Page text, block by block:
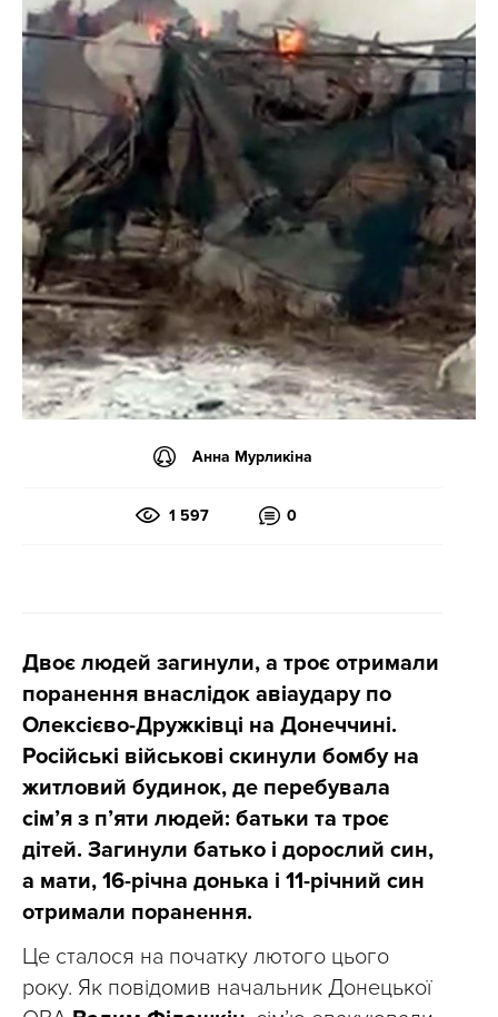
Анна Мурликіна
1 597 0
Двоє людей загинули, а троє отримали
поранення внаслідок авіаудару по
Олексієво-Дружківці на Донеччині.
Російські військові скинули бомбу на
житловий будинок, де перебувала
сім’я з п’яти людей: батьки та троє
дітей. Загинули батько і дорослий син,
а мати, 16-річна донька і 11-річний син
отримали поранення.
Це сталося на початку лютого цього
року. Як повідомив начальник Донецької